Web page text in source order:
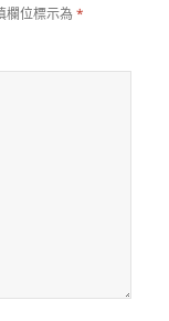
欄位標示為*